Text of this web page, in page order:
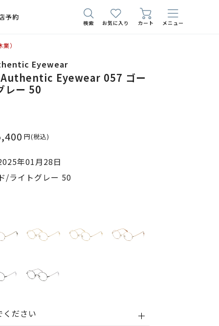
予約
検索 お気に入り カート メニュー
）
Eyewear
Eyewear 057 ゴー
レー 50
円(税込)
年01月28日
/ライトグレー 50
ください